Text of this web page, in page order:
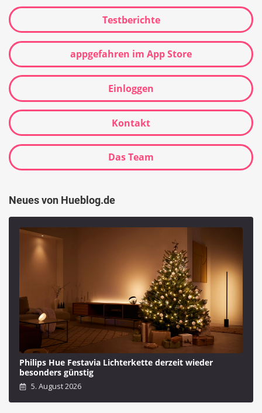
Testberichte
appgefahren im App Store
Einloggen
Kontakt
Das Team
Neues von Hueblog.de
Philips Hue Festavia Lichterkette derzeit wieder
besonders günstig
5. August 2026